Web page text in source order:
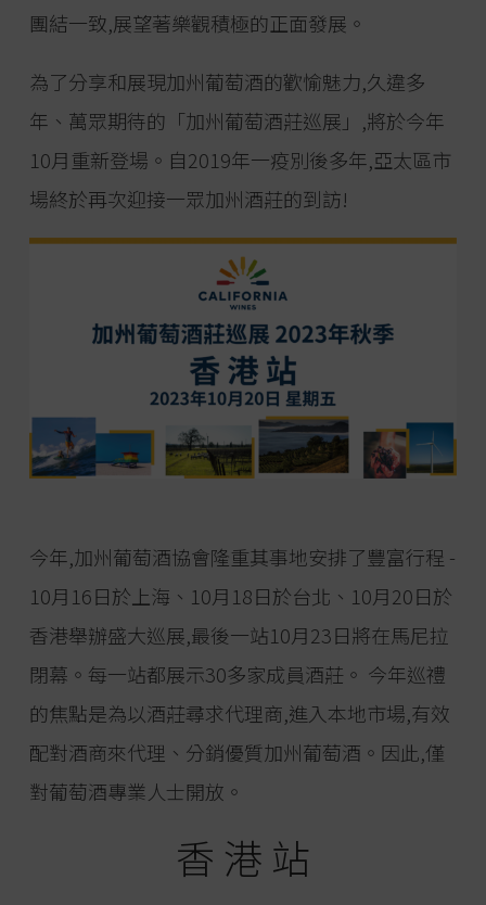
團結一致,展望著樂觀積極的正面發展。
為了分享和展現加州葡萄酒的歡愉魅力,久違多
年、萬眾期待的「加州葡萄酒莊巡展」,將於今年
10月重新登場。自2019年一疫別後多年,亞太區市
場終於再次迎接一眾加州酒莊的到訪!
今年,加州葡萄酒協會隆重其事地安排了豐富行程 -
10月16日於上海、10月18日於台北、10月20日於
香港舉辦盛大巡展,最後一站10月23日將在馬尼拉
閉幕。每一站都展示30多家成員酒莊。 今年巡禮
的焦點是為以酒莊尋求代理商,進入本地市場,有效
配對酒商來代理、分銷優質加州葡萄酒。因此,僅
對葡萄酒專業人士開放。
香 港 站